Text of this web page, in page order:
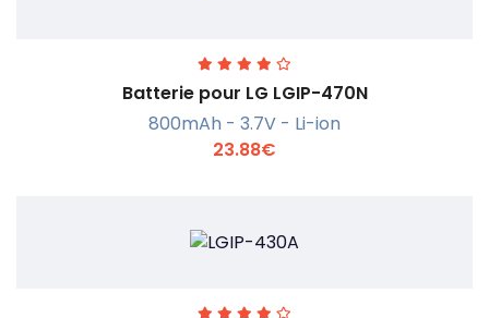
En savoir +
Batterie pour LG LGIP-470N
800mAh - 3.7V - Li-ion
23.88€